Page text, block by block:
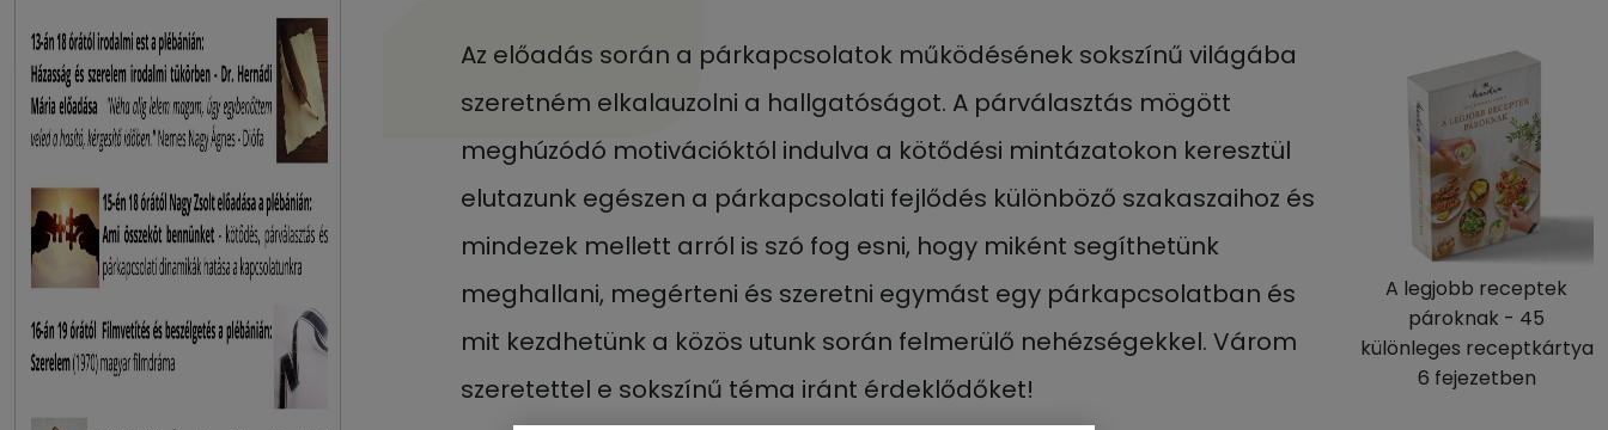
Az előadás során a párkapcsolatok működésének sokszínű világába
szeretném elkalauzolni a hallgatóságot. A párválasztás mögött
meghúzódó motivációktól indulva a kötődési mintázatokon keresztül
elutazunk egészen a párkapcsolati fejlődés különböző szakaszaihoz és
mindezek mellett arról is szó fog esni, hogy miként segíthetünk
meghallani, megérteni és szeretni egymást egy párkapcsolatban és
mit kezdhetünk a közös utunk során felmerülő nehézségekkel. Várom
szeretettel e sokszínű téma iránt érdeklődőket!
A legjobb receptek
pároknak - 45
különleges receptkártya
6 fejezetben